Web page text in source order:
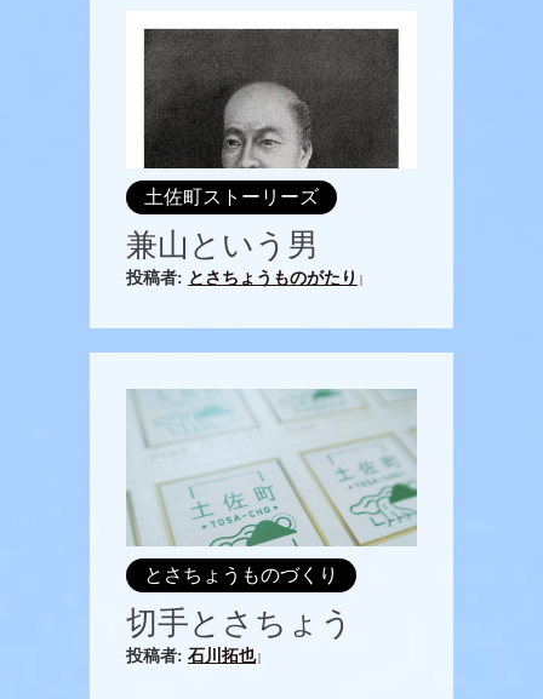
土佐町ストーリーズ
兼山という男
投稿者: とさちょうものがたり
とさちょうものづくり
切手とさちょう
投稿者: 石川拓也|